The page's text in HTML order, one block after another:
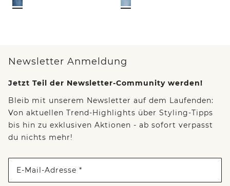
Newsletter Anmeldung
Jetzt Teil der Newsletter-Community werden!
Bleib mit unserem Newsletter auf dem Laufenden:
Von aktuellen Trend-Highlights über Styling-Tipps
bis hin zu exklusiven Aktionen - ab sofort verpasst
du nichts mehr!
E-Mail-Adresse *